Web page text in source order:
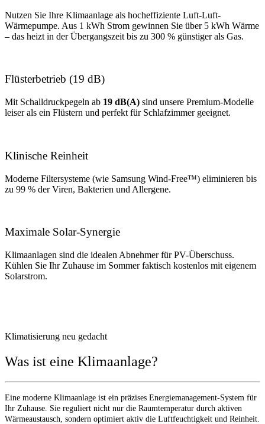
Nutzen Sie Ihre Klimaanlage als hocheffiziente Luft-Luft-
Wärmepumpe. Aus 1 kWh Strom gewinnen Sie über 5 kWh Wärme
– das heizt in der Übergangszeit bis zu 300 % günstiger als Gas.
Flüsterbetrieb (19 dB)
Mit Schalldruckpegeln ab 19 dB(A) sind unsere Premium-Modelle
leiser als ein Flüstern und perfekt für Schlafzimmer geeignet.
Klinische Reinheit
Moderne Filtersysteme (wie Samsung Wind-Free™) eliminieren bis
zu 99 % der Viren, Bakterien und Allergene.
Maximale Solar-Synergie
Klimaanlagen sind die idealen Abnehmer für PV-Überschuss.
Kühlen Sie Ihr Zuhause im Sommer faktisch kostenlos mit eigenem
Solarstrom.
Klimatisierung neu gedacht
Was ist eine Klimaanlage?
Eine moderne Klimaanlage ist ein präzises Energiemanagement-System für
Ihr Zuhause. Sie reguliert nicht nur die Raumtemperatur durch aktiven
Wärmeaustausch, sondern optimiert aktiv die Luftfeuchtigkeit und Reinheit.